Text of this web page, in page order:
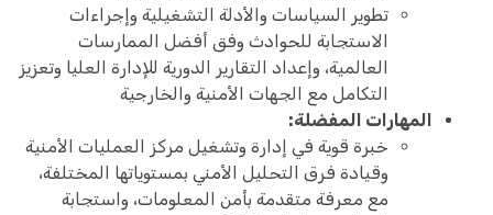
تطوير السياسات والأدلة التشغيلية وإجراءات
الاستجابة للحوادث وفق أفضل الممارسات
العالمية، وإعداد التقارير الدورية للإدارة العليا وتعزيز
التكامل مع الجهات الأمنية والخارجية
المهارات المفضلة:
خبرة قوية في إدارة وتشغيل مركز العمليات الأمنية
وقيادة فرق التحليل الأمني بمستوياتها المختلفة،
مع معرفة متقدمة بأمن المعلومات، واستجابة